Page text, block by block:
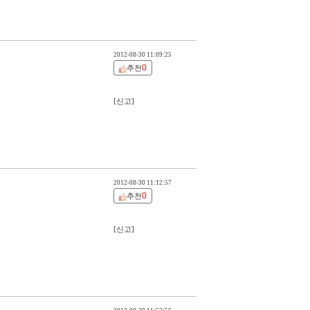
2012-08-30 11:09:25
추천0
[신고]
2012-08-30 11:12:57
추천0
[신고]